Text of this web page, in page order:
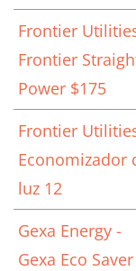
Frontier
Frontier
Power $175
Frontier
Economizador
luz 12
Gexa Energy -
Gexa Eco Saver